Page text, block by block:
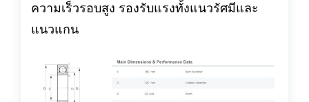
ความเร็วรอบสูง รองรับแรงทั้งแนวรัศมีและ
แนวแกน